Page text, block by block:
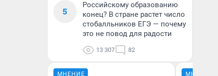
5
Российскому образованию
конец? В стране растет число
стобалльников ЕГЭ — почему
это не повод для радости
13 307 82
МНЕНИЕ МНЕНИЕ